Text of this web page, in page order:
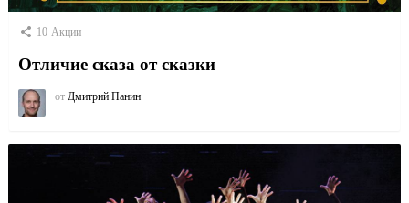
10 Акции
Отличие сказа от сказки
от Дмитрий Панин